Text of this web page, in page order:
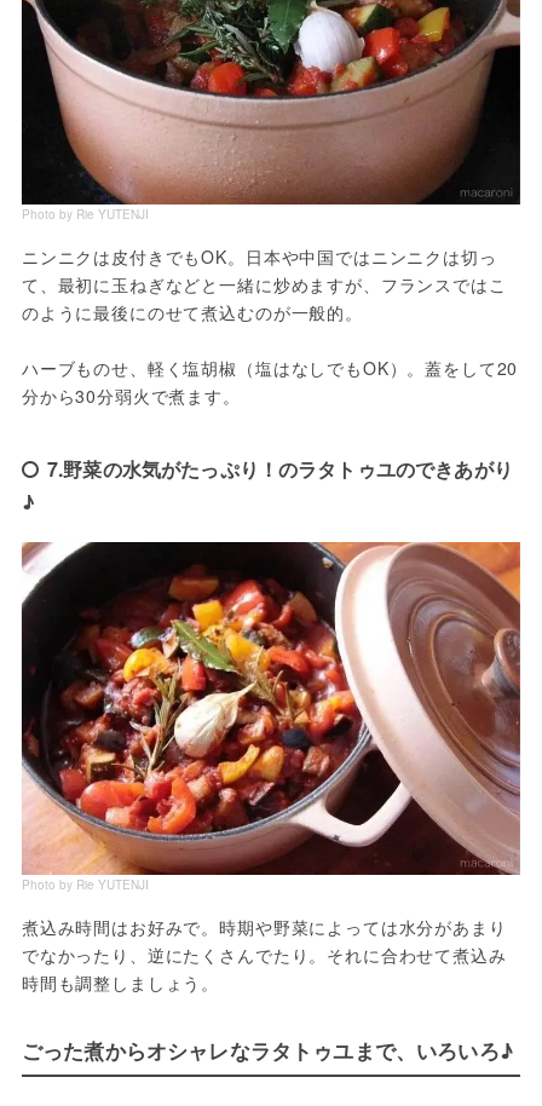
Photo by Rie YUTENJI
ニンニクは皮付きでもOK。日本や中国ではニンニクは切っ
て、最初に玉ねぎなどと一緒に炒めますが、フランスではこ
のように最後にのせて煮込むのが一般的。
ハーブものせ、軽く塩胡椒（塩はなしでもOK）。蓋をして20
分から30分弱火で煮ます。
7.野菜の水気がたっぷり！のラタトゥユのできあがり
♪
Photo by Rie YUTENJI
煮込み時間はお好みで。時期や野菜によっては水分があまり
でなかったり、逆にたくさんでたり。それに合わせて煮込み
時間も調整しましょう。
ごった煮からオシャレなラタトゥユまで、いろいろ♪